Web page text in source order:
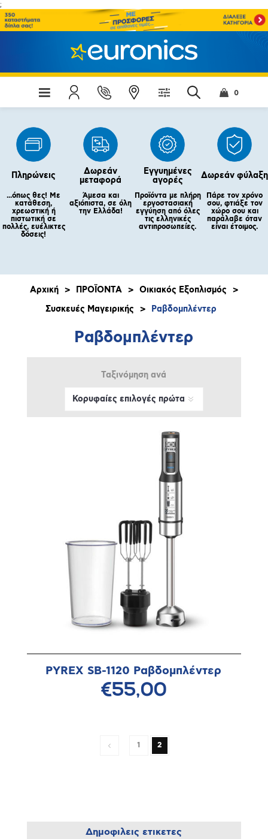
;
0
Πληρώνεις
...όπως θες! Με
κατάθεση,
χρεωστική ή
πιστωτική σε
πολλές, ευέλικτες
δόσεις!
Δωρεάν
μεταφορά
Άμεσα και
αξιόπιστα, σε όλη
την Ελλάδα!
Εγγυημένες
αγορές
Προϊόντα με πλήρη
εργοστασιακή
εγγύηση από όλες
τις ελληνικές
αντιπροσωπείες.
Δωρεάν φύλαξη
Πάρε τον χρόνο
σου, φτιάξε τον
χώρο σου και
παράλαβε όταν
είναι έτοιμος.
Αρχική > ΠΡΟΪΟΝΤΑ > Οικιακός Εξοπλισμός
>
Συσκευές Μαγειρικής
> Ραβδομπλέντερ
Ραβδομπλέντερ
Ταξινόμηση ανά
PYREX SB-1120 Ραβδομπλέντερ
€55,00
1 2
Δημοφιλεις ετικετες